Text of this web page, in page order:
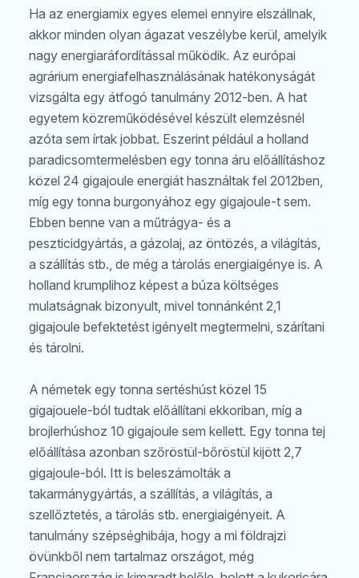
Ha az energiamix egyes elemei ennyire elszállnak,
akkor minden olyan ágazat veszélybe kerül, amelyik
nagy energiaráfordítással működik. Az európai
agrárium energiafelhasználásának hatékonyságát
vizsgálta egy átfogó tanulmány 2012-ben. A hat
egyetem közreműködésével készült elemzésnél
azóta sem írtak jobbat. Eszerint például a holland
paradicsomtermelésben egy tonna áru előállításhoz
közel 24 gigajoule energiát használtak fel 2012ben,
míg egy tonna burgonyához egy gigajoule-t sem.
Ebben benne van a műtrágya- és a
peszticidgyártás, a gázolaj, az öntözés, a világítás,
a szállítás stb., de még a tárolás energiaigénye is. A
holland krumplihoz képest a búza költséges
mulatságnak bizonyult, mivel tonnánként 2,1
gigajoule befektetést igényelt megtermelni, szárítani
és tárolni.
A németek egy tonna sertéshúst közel 15
gigajouele-ból tudtak előállítani ekkoriban, míg a
brojlerhúshoz 10 gigajoule sem kellett. Egy tonna tej
előállítása azonban szőröstül-bőröstül kijött 2,7
gigajoule-ból. Itt is beleszámolták a
takarmánygyártás, a szállítás, a világítás, a
szellőztetés, a tárolás stb. energiaigényeit. A
tanulmány szépséghibája, hogy a mi földrajzi
övünkből nem tartalmaz országot, még
Keresés